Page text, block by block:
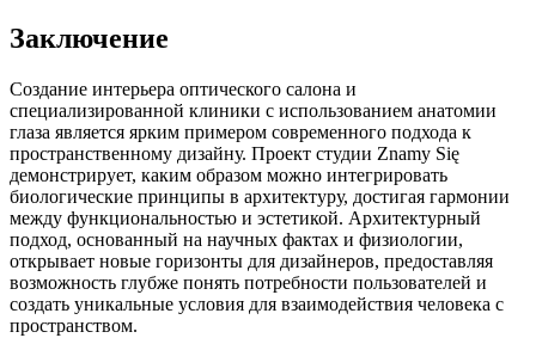
Заключение
Создание интерьера оптического салона и
специализированной клиники с использованием анатомии
глаза является ярким примером современного подхода к
пространственному дизайну. Проект студии Znamy Się
демонстрирует, каким образом можно интегрировать
биологические принципы в архитектуру, достигая гармонии
между функциональностью и эстетикой. Архитектурный
подход, основанный на научных фактах и физиологии,
открывает новые горизонты для дизайнеров, предоставляя
возможность глубже понять потребности пользователей и
создать уникальные условия для взаимодействия человека с
пространством.